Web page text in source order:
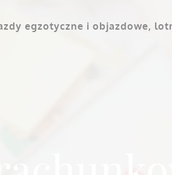
egzotyczne i objazdowe,